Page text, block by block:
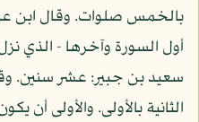
بالخمس صلوات. وقال ابن
أول السورة وآخرها - الذي
سعيد بن جبير: عشر سنين.
الثانية بالأولى. والأولى